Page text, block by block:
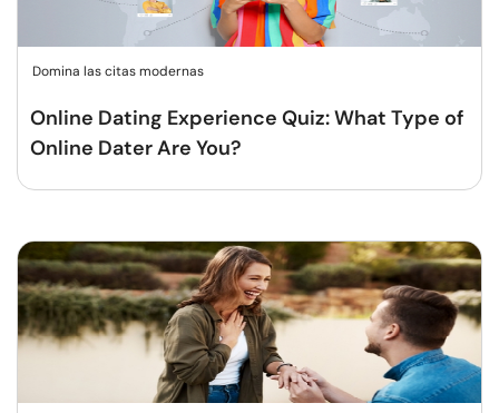
Domina las citas modernas
Online Dating Experience Quiz: What Type of
Online Dater Are You?